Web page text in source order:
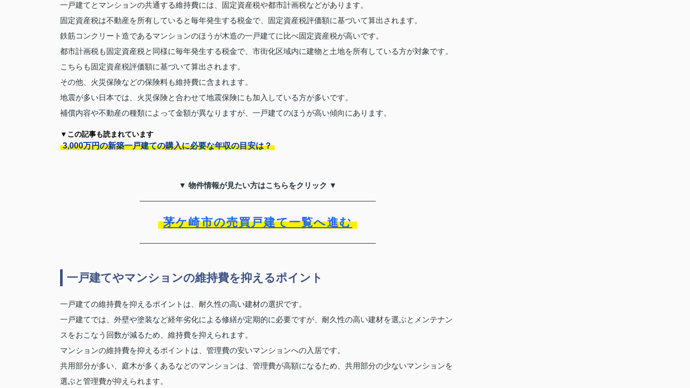
一戸建てとマンションの共通する維持費には、固定資産税や都市計画税などがあります。
固定資産税は不動産を所有していると毎年発生する税金で、固定資産税評価額に基づいて算出されます。
鉄筋コンクリート造であるマンションのほうが木造の一戸建てに比べ固定資産税が高いです。
都市計画税も固定資産税と同様に毎年発生する税金で、市街化区域内に建物と土地を所有している方が対象です。
こちらも固定資産税評価額に基づいて算出されます。
その他、火災保険などの保険料も維持費に含まれます。
地震が多い日本では、火災保険と合わせて地震保険にも加入している方が多いです。
補償内容や不動産の種類によって金額が異なりますが、一戸建てのほうが高い傾向にあります。
▼この記事も読まれています
3,000万円の新築一戸建ての購入に必要な年収の目安は？
▼ 物件情報が見たい方はこちらをクリック ▼
茅ケ崎市の売買戸建て一覧へ進む
一戸建てやマンションの維持費を抑えるポイント
一戸建ての維持費を抑えるポイントは、耐久性の高い建材の選択です。
一戸建てでは、外壁や塗装など経年劣化による修繕が定期的に必要ですが、耐久性の高い建材を選ぶとメンテナン
スをおこなう回数が減るため、維持費を抑えられます。
マンションの維持費を抑えるポイントは、管理費の安いマンションへの入居です。
共用部分が多い、庭木が多くあるなどのマンションは、管理費が高額になるため、共用部分の少ないマンションを
選ぶと管理費が抑えられます。